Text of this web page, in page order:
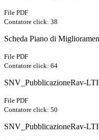
File PDF
Contatore click: 38
Scheda Piano di
File PDF
Contatore click: 64
SNV_PubblicazioneRav-
File PDF
Contatore click: 50
SNV_PubblicazioneRav-